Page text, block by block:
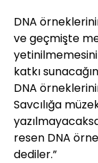
DNA
ve geçmişte
katkı
DNA
Savcılığa
resen DNA
dediler.”